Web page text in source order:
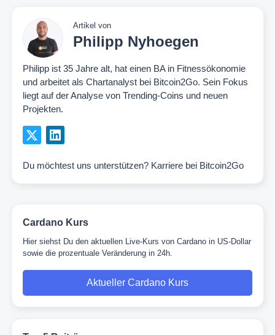
Artikel von
Philipp Nyhoegen
Philipp ist 35 Jahre alt, hat einen BA in Fitnessökonomie
und arbeitet als Chartanalyst bei Bitcoin2Go. Sein Fokus
liegt auf der Analyse von Trending-Coins und neuen
Projekten.
Du möchtest uns unterstützen? Karriere bei Bitcoin2Go
Cardano Kurs
Hier siehst Du den aktuellen Live-Kurs von Cardano in US-Dollar
sowie die prozentuale Veränderung in 24h.
Aktueller Cardano Kurs